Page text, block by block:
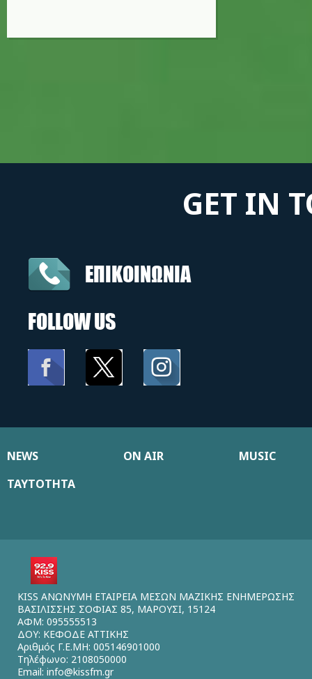
GET IN
ΕΠΙΚΟΙΝΩΝΙΑ
FOLLOW US
NEWS ON AIR
MUSIC
ΤΑΥΤΟΤΗΤΑ
KISS ΑΝΩΝΥΜΗ ΕΤΑΙΡΕΙΑ ΜΕΣΩΝ ΜΑΖΙΚΗΣ ΕΝΗΜΕΡΩΣΗΣ
ΒΑΣΙΛΙΣΣΗΣ ΣΟΦΙΑΣ 85, ΜΑΡΟΥΣΙ, 15124
ΑΦΜ: 095555513
ΔΟΥ: ΚΕΦΟΔΕ ΑΤΤΙΚΗΣ
Αριθμός Γ.Ε.ΜΗ: 005146901000
Τηλέφωνο: 2108050000
Email: info@kissfm.gr